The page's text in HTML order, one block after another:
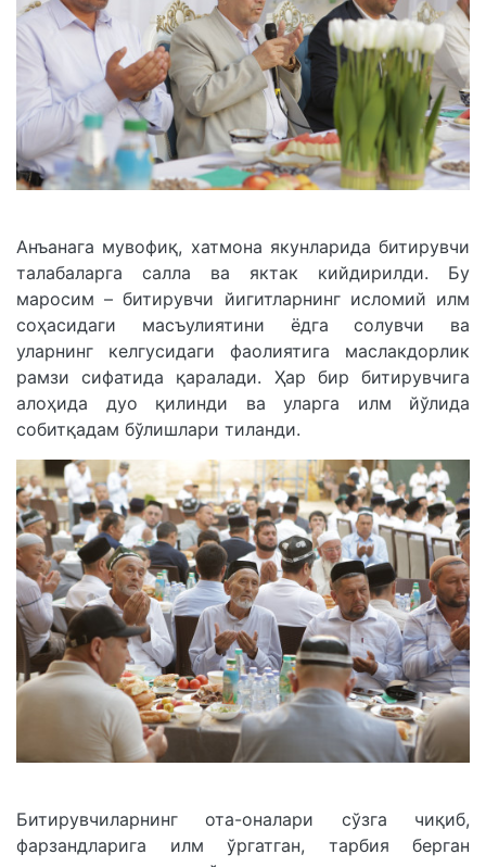
Анъанага мувофиқ, хатмона якунларида битирувчи
талабаларга салла ва яктак кийдирилди. Бу
маросим – битирувчи йигитларнинг исломий илм
соҳасидаги масъулиятини ёдга солувчи ва
уларнинг келгусидаги фаолиятига маслакдорлик
рамзи сифатида қаралади. Ҳар бир битирувчига
алоҳида дуо қилинди ва уларга илм йўлида
собитқадам бўлишлари тиланди.
Битирувчиларнинг ота-оналари сўзга чиқиб,
фарзандларига илм ўргатган, тарбия берган